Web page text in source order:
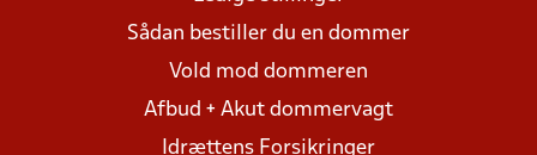
Sådan bestiller du en dommer
Vold mod dommeren
Afbud + Akut dommervagt
Idrættens Forsikringer